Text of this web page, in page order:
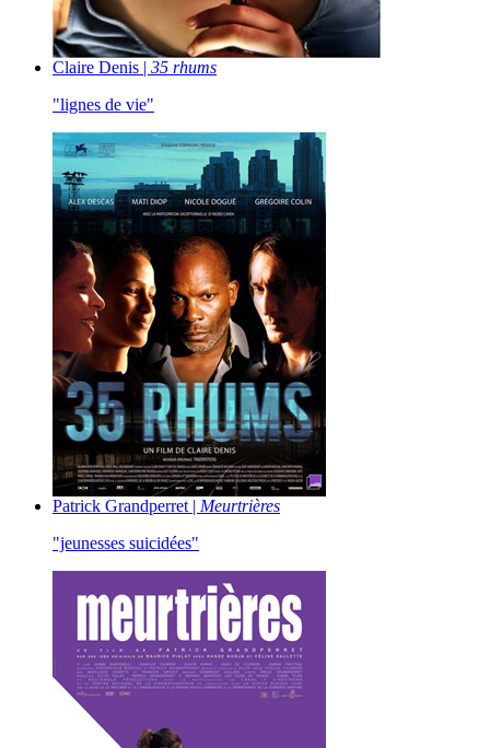
Claire Denis | 35 rhums
"lignes de vie"
Patrick Grandperret | Meurtrières
"jeunesses suicidées"